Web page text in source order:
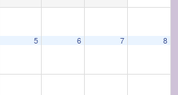
5 6 7 8